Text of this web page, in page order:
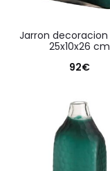
jarron decoracion cristal
25x10x26 cm
92€